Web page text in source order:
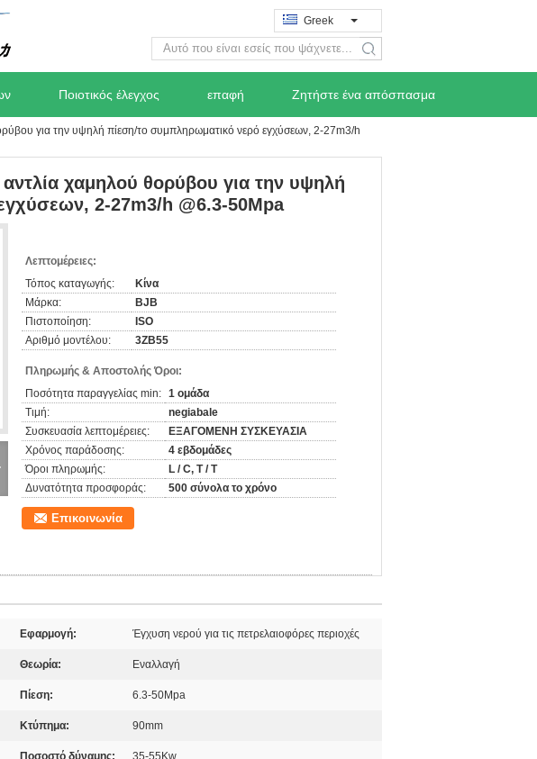
Greek
search
Ποιοτικός έλεγχος επαφή Ζητήστε ένα απόσπασμα
για την υψηλή πίεση/το συμπληρωματικό νερό εγχύσεων, 2-27m3/h
χαμηλού θορύβου για την υψηλή
2-27m3/h @6.3-50Mpa
Λεπτομέρειες:
Τόπος καταγωγής:
Κίνα
Μάρκα:
BJB
Πιστοποίηση:
ISO
Αριθμό μοντέλου:
3ZB55
Πληρωμής & Αποστολής Όροι:
Ποσότητα παραγγελίας min: 1 ομάδα
Τιμή:
negiabale
Συσκευασία λεπτομέρειες:
ΕΞΑΓΟΜΕΝΗ ΣΥΣΚΕΥΑΣΙΑ
Χρόνος παράδοσης:
4 εβδομάδες
Όροι πληρωμής:
L / C, T / T
Δυνατότητα προσφοράς:
500 σύνολα το χρόνο
Επικοινωνία
Εφαρμογή: Έγχυση νερού για τις πετρελαιοφόρες περιοχές
Θεωρία: Εναλλαγή
Πίεση: 6.3-50Mpa
Κτύπημα: 90mm
Ποσοστό δύναμης: 35-55Kw